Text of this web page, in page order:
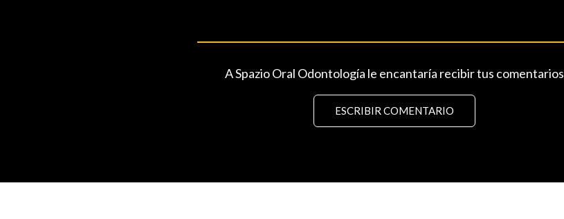
A Spazio Oral Odontología le encantaría recibir tus comentarios
ESCRIBIR COMENTARIO